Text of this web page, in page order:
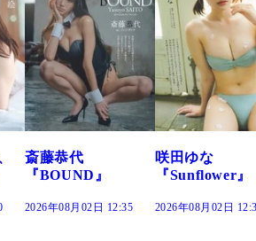
咲田ゆな
『Sunflower』
2026年08月02日 12:30
藤水咲桜『
だまり』
2026年08月02日